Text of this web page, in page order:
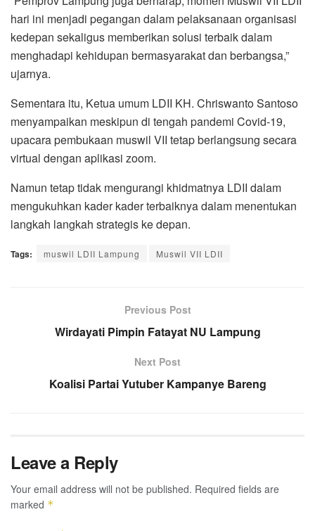
hari ini menjadi pegangan dalam pelaksanaan organisasi
kedepan sekaligus memberikan solusi terbaik dalam
menghadapi kehidupan bermasyarakat dan berbangsa,”
ujarnya.
Sementara itu, Ketua umum LDII KH. Chriswanto Santoso
menyampaikan meskipun di tengah pandemi Covid-19,
upacara pembukaan muswil VII tetap berlangsung secara
virtual dengan aplikasi zoom.
Namun tetap tidak mengurangi khidmatnya LDII dalam
mengukuhkan kader kader terbaiknya dalam menentukan
langkah langkah strategis ke depan.
Tags: muswil LDII Lampung Muswil VII LDII
Previous Post
Wirdayati Pimpin Fatayat NU Lampung
Next Post
Koalisi Partai Yutuber Kampanye Bareng
Leave a Reply
Your email address will not be published. Required fields are
marked *